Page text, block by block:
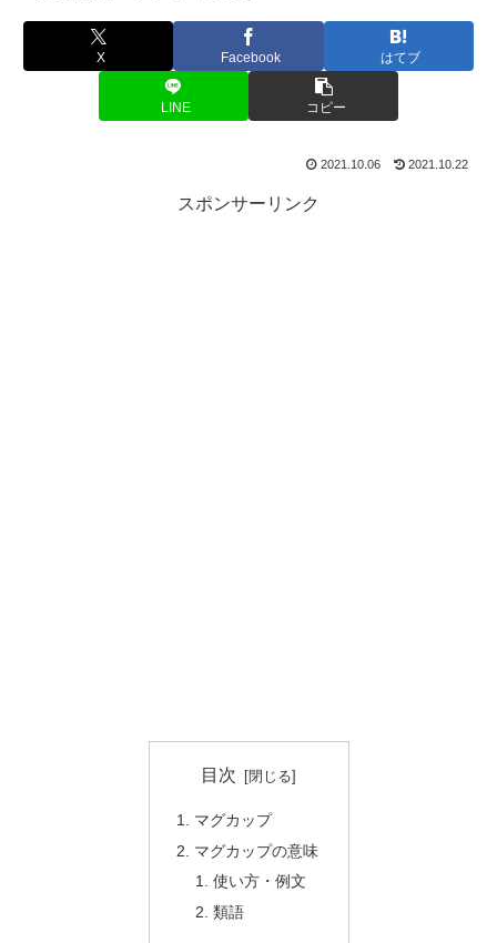
X Facebook はてブ
LINE コピー
2021.10.06 2021.10.22
スポンサーリンク
目次
マグカップ
マグカップの意味
使い方・例文
類語